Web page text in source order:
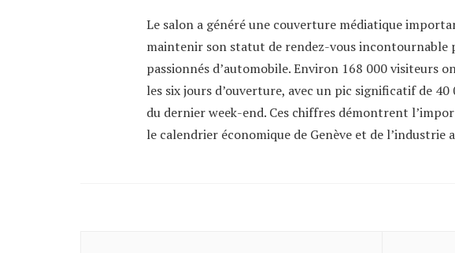
Le salon a généré une couverture médiatique
maintenir son statut de rendez-vous incontournable
passionnés d’automobile. Environ 168 000 visiteurs
les six jours d’ouverture, avec un pic significatif de
du dernier week-end. Ces chiffres démontrent
le calendrier économique de Genève et de l’industrie